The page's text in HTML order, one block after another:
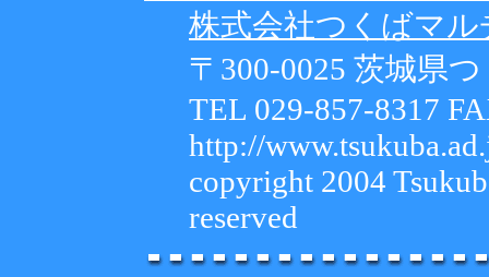
株式会社つくばマ
〒300-0025 茨城県
TEL 029-857-8317
http://
copyright 2004
reserved